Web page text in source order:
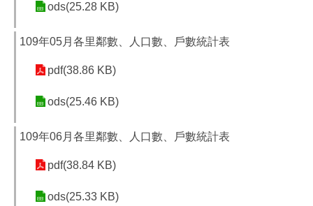
ods(25.28 KB)
109年05月各里鄰數、人口數、戶數統計表
pdf(38.86 KB)
ods(25.46 KB)
109年06月各里鄰數、人口數、戶數統計表
pdf(38.84 KB)
ods(25.33 KB)